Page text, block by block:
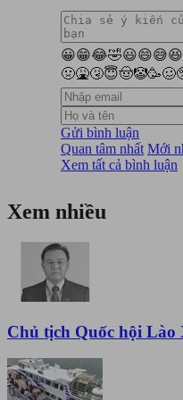
😀😁😂🤣😃😄😅😆
🤢🤮🤧😇🤠🤡🥳🥴
Gửi bình luận
Quan tâm nhất Mới
Xem tất cả bình luận
Xem nhiều
Chủ tịch Quốc hội Lào